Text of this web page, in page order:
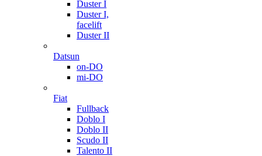
Duster I
Duster I,
facelift
Duster II
Datsun
on-DO
mi-DO
Fiat
Fullback
Doblo I
Doblo II
Scudo II
Talento II